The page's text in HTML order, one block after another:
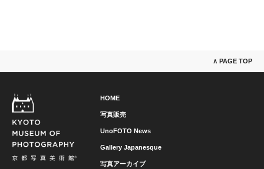
∧ PAGE TOP
HOME
写真販売
UnoFOTO News
Gallery Japanesque
写真アーカイブ